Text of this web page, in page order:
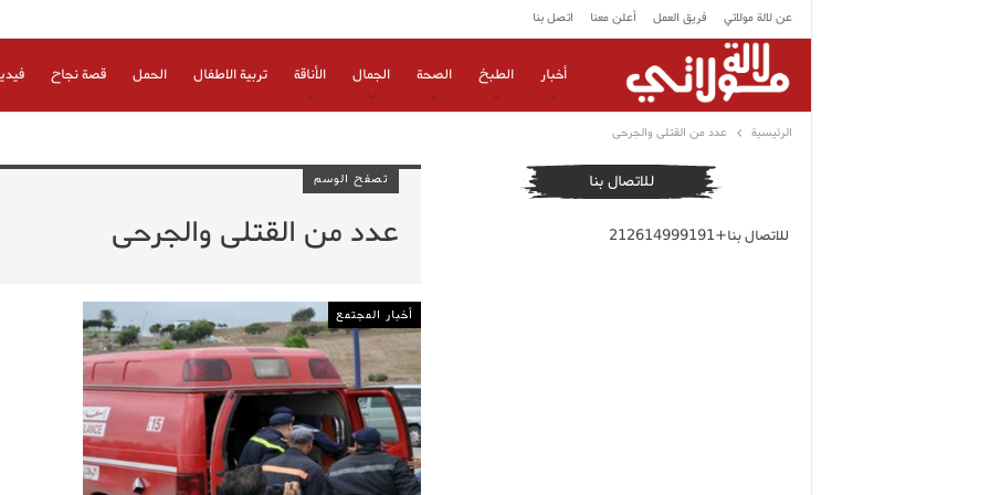
عن لالة مولاتي فريق العمل أعلن معنا اتصل بنا
أخبار الطبخ الصحة الجمال الأناقة تربية الاطفال الحمل قصة نجاح
الرئيسية عدد من القتلى والجرحى
تصفح الوسم
عدد من القتلى والجرحى
أخبار المجتمع
للاتصال بنا
للاتصال بنا+212614999191